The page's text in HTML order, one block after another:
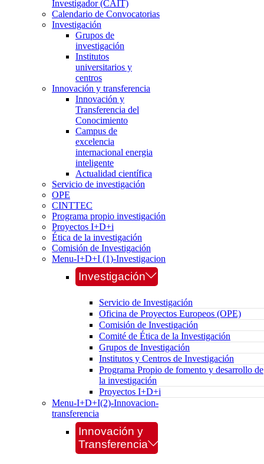
Investigador (CAIT)
Calendario de Convocatorias
Investigación
Grupos de
investigación
Institutos
universitarios y
centros
Innovación y transferencia
Innovación y
Transferencia del
Conocimiento
Campus de
excelencia
internacional energia
inteligente
Actualidad científica
Servicio de investigación
OPE
CINTTEC
Programa propio investigación
Proyectos I+D+i
Ética de la investigación
Comisión de Investigación
Menu-I+D+I (1)-Investigacion
Investigación
Servicio de Investigación
Oficina de Proyectos Europeos (OPE)
Comisión de Investigación
Comité de Ética de la Investigación
Grupos de Investigación
Institutos y Centros de Investigación
Programa Propio de fomento y desarrollo de
la investigación
Proyectos I+D+i
Menu-I+D+I(2)-Innovacion-
transferencia
Innovación y
Transferencia